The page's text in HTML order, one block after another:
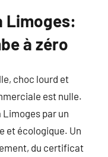
Limoges:
à zéro
choc lourd et
est nulle.
Limoges par un
et écologique. Un
du certificat